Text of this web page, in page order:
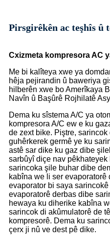
Pirsgirêkên ac teşhîs û
Cxizmeta kompresora AC
Me bi kalîteya xwe ya
hêja pejirandin û baweriya
hilberên xwe bo Amerîkaya
Navîn û Başûrê Rojhilatê
Dema ku sîstema A/C ya
kompresora A/C ew e ku
de zext bike. Piştre,
guhêrkerek germê ye ku
astê sar dike ku gaz dibe
sarbûyî diçe nav pêkhateyek
sarincoka şile buhar dibe
kabîna we li ser
evaporator bi saya
evaporatorê derbas dibe
hewaya ku diherike kabîna
sarincok di akûmulatorê de
kompresorê. Dema ku
çerx ji nû ve dest pê dike.